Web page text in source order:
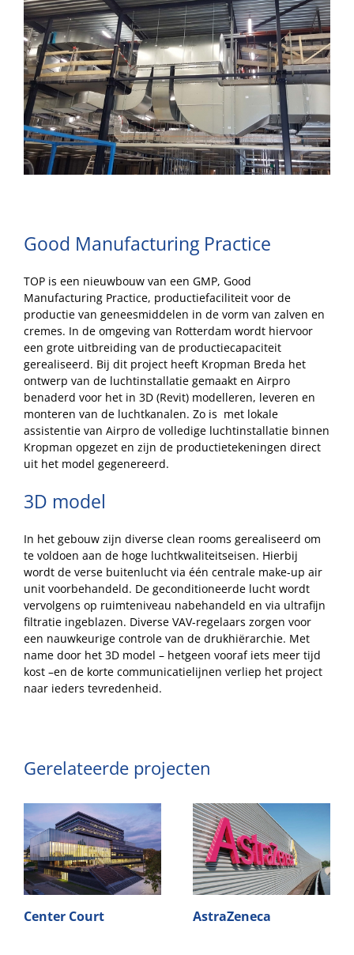
Image
Good Manufacturing Practice
TOP is een nieuwbouw van een GMP, Good
Manufacturing Practice, productiefaciliteit voor de
productie van geneesmiddelen in de vorm van zalven en
cremes. In de omgeving van Rotterdam wordt hiervoor
een grote uitbreiding van de productiecapaciteit
gerealiseerd. Bij dit project heeft Kropman Breda het
ontwerp van de luchtinstallatie gemaakt en Airpro
benaderd voor het in 3D (Revit) modelleren, leveren en
monteren van de luchtkanalen. Zo is met lokale
assistentie van Airpro de volledige luchtinstallatie binnen
Kropman opgezet en zijn de productietekeningen direct
uit het model gegenereerd.
3D model
In het gebouw zijn diverse clean rooms gerealiseerd om
te voldoen aan de hoge luchtkwaliteitseisen. Hierbij
wordt de verse buitenlucht via één centrale make-up air
unit voorbehandeld. De geconditioneerde lucht wordt
vervolgens op ruimteniveau nabehandeld en via ultrafijn
filtratie ingeblazen. Diverse VAV-regelaars zorgen voor
een nauwkeurige controle van de drukhiërarchie. Met
name door het 3D model – hetgeen vooraf iets meer tijd
kost –en de korte communicatielijnen verliep het project
naar ieders tevredenheid.
Gerelateerde projecten
Center Court AstraZeneca